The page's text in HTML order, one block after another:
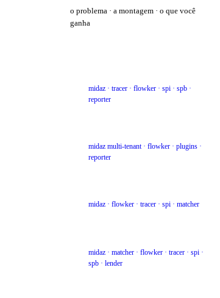
o problema · a montagem · o que você
ganha
midaz · tracer · flowker · spi · spb ·
reporter
midaz multi-tenant · flowker · plugins ·
reporter
midaz · flowker · tracer · spi · matcher
midaz · matcher · flowker · tracer · spi ·
spb · lender